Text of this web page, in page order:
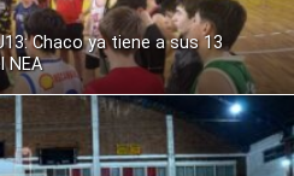
Chaco ya tiene a sus 13
NEA